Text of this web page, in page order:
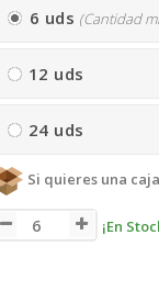
6 uds (Cantidad
12 uds
24 uds
Si quieres una
¡En